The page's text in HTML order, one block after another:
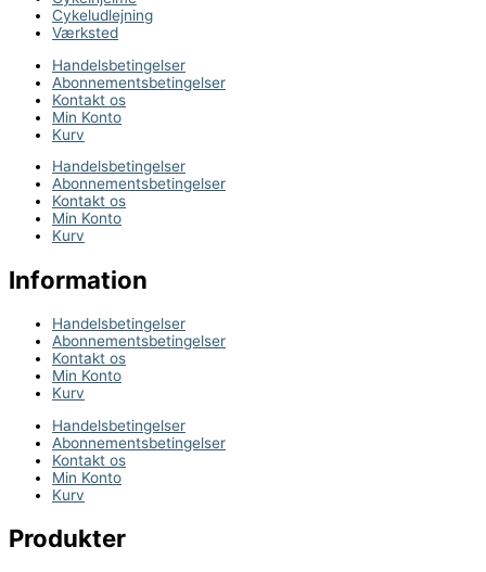
Cykeludlejning
Værksted
Handelsbetingelser
Abonnementsbetingelser
Kontakt os
Min Konto
Kurv
Handelsbetingelser
Abonnementsbetingelser
Kontakt os
Min Konto
Kurv
Information
Handelsbetingelser
Abonnementsbetingelser
Kontakt os
Min Konto
Kurv
Handelsbetingelser
Abonnementsbetingelser
Kontakt os
Min Konto
Kurv
Produkter